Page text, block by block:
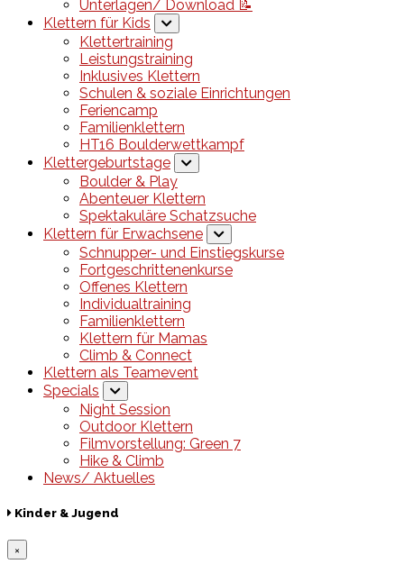
Unterlagen/ Download 📝
Klettern für Kids
Klettertraining
Leistungstraining
Inklusives Klettern
Schulen & soziale Einrichtungen
Feriencamp
Familienklettern
HT16 Boulderwettkampf
Klettergeburtstage
Boulder & Play
Abenteuer Klettern
Spektakuläre Schatzsuche
Klettern für Erwachsene
Schnupper- und Einstiegskurse
Fortgeschrittenenkurse
Offenes Klettern
Individualtraining
Familienklettern
Klettern für Mamas
Climb & Connect
Klettern als Teamevent
Specials
Night Session
Outdoor Klettern
Filmvorstellung: Green 7
Hike & Climb
News/ Aktuelles
Kinder & Jugend
×